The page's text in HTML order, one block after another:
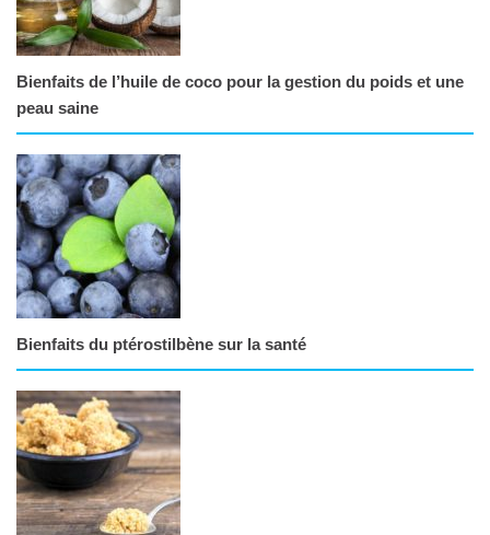
Bienfaits de l’huile de coco pour la gestion du poids et une
peau saine
Bienfaits du ptérostilbène sur la santé